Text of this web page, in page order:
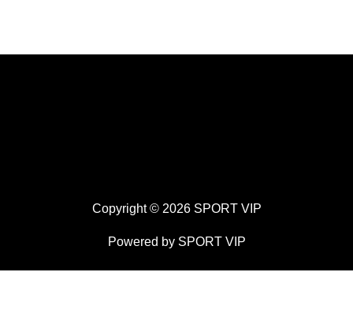
Copyright © 2026 SPORT VIP
Powered by SPORT VIP